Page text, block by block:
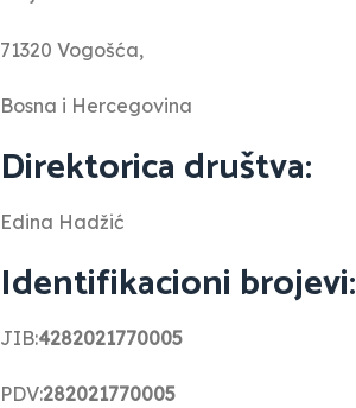
71320 Vogošća,
Bosna i Hercegovina
Direktorica društva:
Edina Hadžić
Identifikacioni brojevi:
JIB:4282021770005
PDV:282021770005